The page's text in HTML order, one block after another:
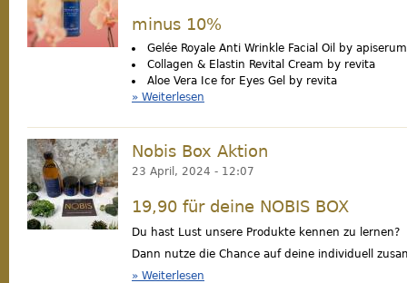
minus 10%
Gelée Royale Anti Wrinkle Facial Oil by apiserum
Collagen & Elastin Revital Cream by revita
Aloe Vera Ice for Eyes Gel by revita
Weiterlesen
nobis_box.jpg
Nobis Box Aktion
23 April, 2024 - 12:07
19,90 für deine NOBIS BOX
Du hast Lust unsere Produkte kennen zu lernen?
Dann nutze die Chance auf deine individuell
Weiterlesen